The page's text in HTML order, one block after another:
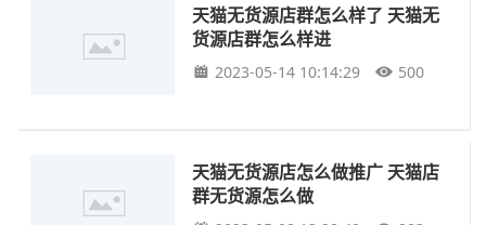
天猫无货源店群怎么样了 天猫无
货源店群怎么样进
2023-05-14 10:14:29 500
天猫无货源店怎么做推广 天猫店
群无货源怎么做